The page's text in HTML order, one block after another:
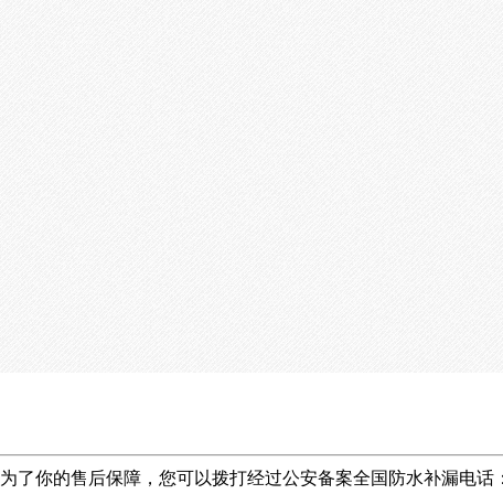
为了你的售后保障，您可以拨打经过公安备案全国防水补漏电话